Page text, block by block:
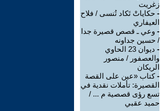
زغريت
- حكاياتْ تَكاد تُنسى / فلاح
العيفاري
- وعي ـ قصص قصيرة جدا
/ حسين جداونه
-
ديوان 23 الحاوي
والعصفور / منصور
الريكان
-كتاب «عين على القصة
القصيرة: تأملات نقدية في
تسع رؤى قصصية م ... /
حميد عقبي